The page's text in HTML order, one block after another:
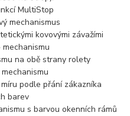
MultiStop
mechanismus
kovovými závažími
na obě strany rolety
podle přání zákazníka
barev
s barvou okenních rámů